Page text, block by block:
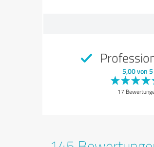
5,00 von 5
17